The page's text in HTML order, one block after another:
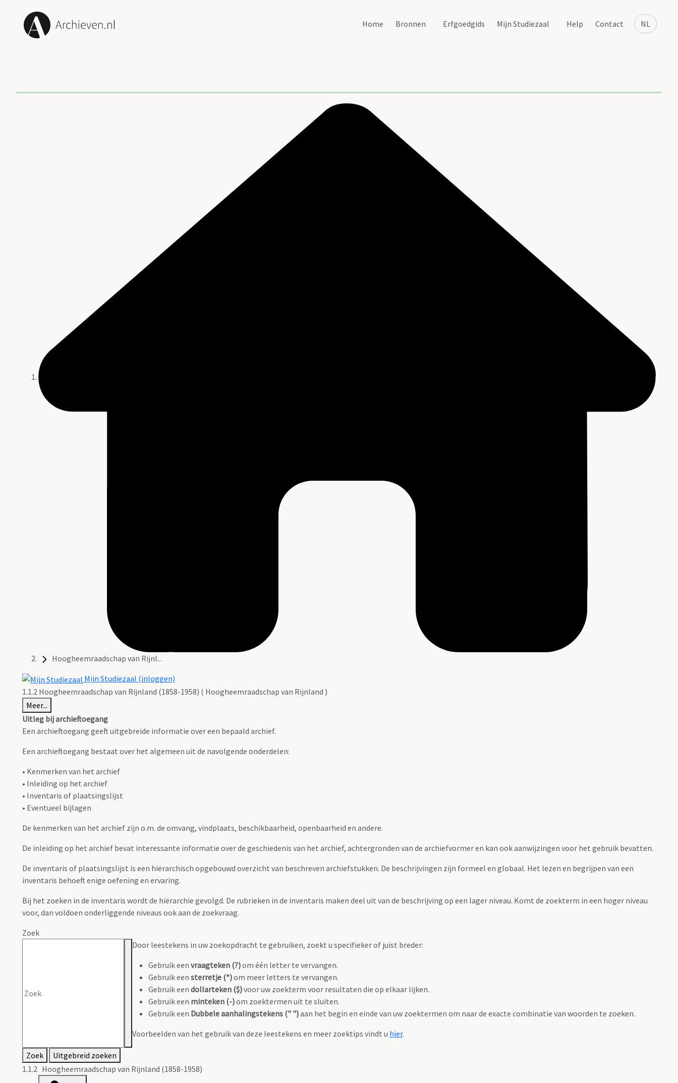
NL
Home Bronnen Erfgoedgids Mijn Studiezaal Help Contact
Hoogheemraadschap van Rijnl...
Mijn Studiezaal (inloggen)
1.1.2 Hoogheemraadschap van Rijnland (1858-1958) ( Hoogheemraadschap van Rijnland )
Meer...
Uitleg bij archieftoegang
Een archieftoegang geeft uitgebreide informatie over een bepaald archief.
Een archieftoegang bestaat over het algemeen uit de navolgende onderdelen:
• Kenmerken van het archief
• Inleiding op het archief
• Inventaris of plaatsingslijst
• Eventueel bijlagen
De kenmerken van het archief zijn o.m. de omvang, vindplaats, beschikbaarheid, openbaarheid en andere.
De inleiding op het archief bevat interessante informatie over de geschiedenis van het archief, achtergronden van de archiefvormer en kan ook aanwijzingen voor het gebruik bevatten.
De inventaris of plaatsingslijst is een hiërarchisch opgebouwd overzicht van beschreven archiefstukken. De beschrijvingen zijn formeel en globaal. Het lezen en begrijpen van een
inventaris behoeft enige oefening en ervaring.
Bij het zoeken in de inventaris wordt de hiërarchie gevolgd. De rubrieken in de inventaris maken deel uit van de beschrijving op een lager niveau. Komt de zoekterm in een hoger niveau
voor, dan voldoen onderliggende niveaus ook aan de zoekvraag.
Zoek
Door leestekens in uw zoekopdracht te gebruiken, zoekt u specifieker of juist breder:
Gebruik een vraagteken (?)om één letter te vervangen.
Gebruik een sterretje (*)om meer letters te vervangen.
Gebruik een dollarteken ($)voor uw zoekterm voor resultaten die op elkaar lijken.
Gebruik een minteken (-)om zoektermen uit te sluiten.
Gebruik een Dubbele aanhalingstekens (" ")aan het begin en einde van uw zoektermen om naar de exacte combinatie van woorden te zoeken.
Voorbeelden van het gebruik van deze leestekens en meer zoektips vindt u hier.
Zoek
Uitgebreid zoeken
1.1.2 Hoogheemraadschap van Rijnland (1858-1958)